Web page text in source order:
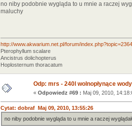
no niby podobnie wygląda to u mnie a raczej
maluchy
http://www.akwarium.net.pl/forum/
Pterophyllum scalare
Ancistrus dolichopterus
Hoplosternum thoracatum
Odp: mrs - 240l wolnopłynące
« Odpowiedz #69 : Maj 09, 2010,
Cytat: dobraf Maj 09, 2010, 13:55:26
no niby podobnie wygląda to u mnie a raczej